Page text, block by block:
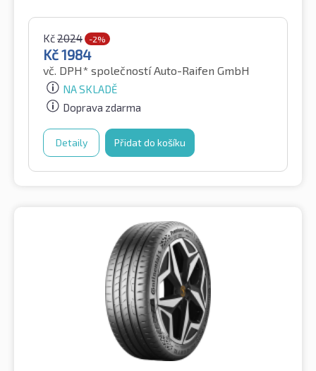
Kč2024 -2%
Kč1984
vč. DPH* společností Auto-Raifen GmbH
NA SKLADĚ
Doprava zdarma
Detaily Přidat do košíku